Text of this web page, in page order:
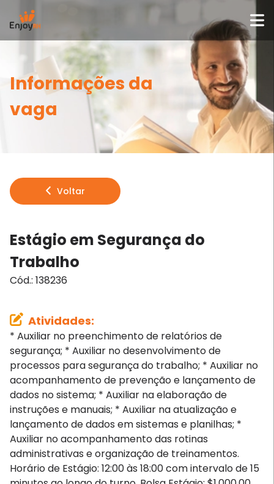
Informações da
vaga
Voltar
Estágio em Segurança do
Trabalho
Cód.: 138236
Atividades:
* Auxiliar no preenchimento de relatórios de
segurança; * Auxiliar no desenvolvimento de
processos para segurança do trabalho; * Auxiliar no
acompanhamento de prevenção e lançamento de
dados no sistema; * Auxiliar na elaboração de
instruções e manuais; * Auxiliar na atualização e
lançamento de dados em sistemas e planilhas; *
Auxiliar no acompanhamento das rotinas
administrativas e organização de treinamentos.
Horário de Estágio: 12:00 às 18:00 com intervalo de 15